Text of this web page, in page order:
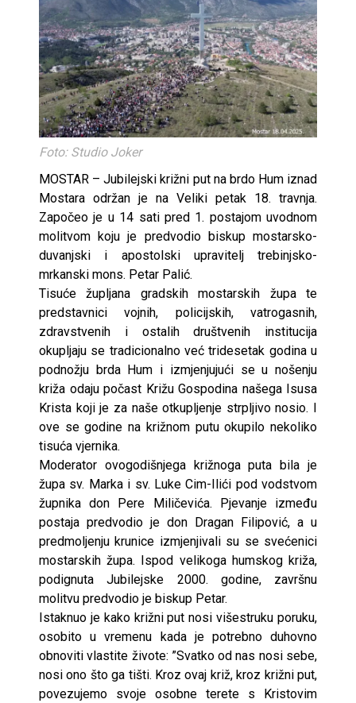
Foto: Studio Joker
MOSTAR – Jubilejski križni put na brdo Hum iznad
Mostara održan je na Veliki petak 18. travnja.
Započeo je u 14 sati pred 1. postajom uvodnom
molitvom koju je predvodio biskup mostarsko-
duvanjski i apostolski upravitelj trebinjsko-
mrkanski mons. Petar Palić.
Tisuće župljana gradskih mostarskih župa te
predstavnici vojnih, policijskih, vatrogasnih,
zdravstvenih i ostalih društvenih institucija
okupljaju se tradicionalno već tridesetak godina u
podnožju brda Hum i izmjenjujući se u nošenju
križa odaju počast Križu Gospodina našega Isusa
Krista koji je za naše otkupljenje strpljivo nosio. I
ove se godine na križnom putu okupilo nekoliko
tisuća vjernika.
Moderator ovogodišnjega križnoga puta bila je
župa sv. Marka i sv. Luke Cim-Ilići pod vodstvom
župnika don Pere Miličevića. Pjevanje između
postaja predvodio je don Dragan Filipović, a u
predmoljenju krunice izmjenjivali su se svećenici
mostarskih župa. Ispod velikoga humskog križa,
podignuta Jubilejske 2000. godine, završnu
molitvu predvodio je biskup Petar.
Istaknuo je kako križni put nosi višestruku poruku,
osobito u vremenu kada je potrebno duhovno
obnoviti vlastite živote: ”Svatko od nas nosi sebe,
nosi ono što ga tišti. Kroz ovaj križ, kroz križni put,
povezujemo svoje osobne terete s Kristovim